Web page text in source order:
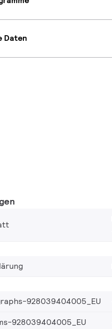
Daten
928039404005_EU
928039404005_EU